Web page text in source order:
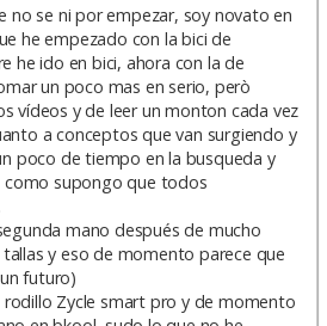
no se ni por empezar, soy novato en
he empezado con la bici de
he ido en bici, ahora con la de
un poco mas en serio, però
vídeos y de leer un monton cada vez
a conceptos que van surgiendo y
poco de tiempo en la busqueda y
supongo que todos
mano después de mucho
y eso de momento parece que
futuro)
Zycle smart pro y de momento